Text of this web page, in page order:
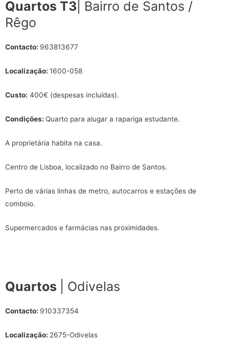
Quartos T3 | Bairro de Santos /
Rêgo
Contacto: 963813677
Localização: 1600-058
Custo: 400€ (despesas incluídas).
Condições: Quarto para alugar a rapariga estudante.
A proprietária habita na casa.
Centro de Lisboa, localizado no Bairro de Santos.
Perto de várias linhas de metro, autocarros e estações de
comboio.
Supermercados e farmácias nas proximidades.
Quartos | Odivelas
Contacto: 910337354
Localização: 2675-Odivelas